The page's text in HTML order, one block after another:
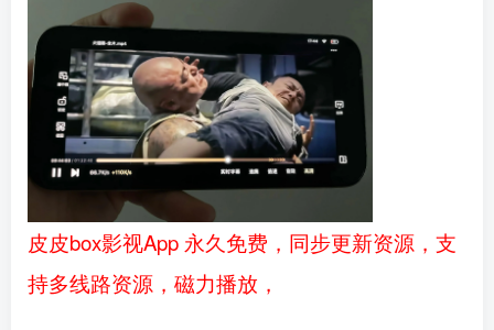
皮皮box影视App 永久免费，同步更新资源，支
持多线路资源，磁力播放，